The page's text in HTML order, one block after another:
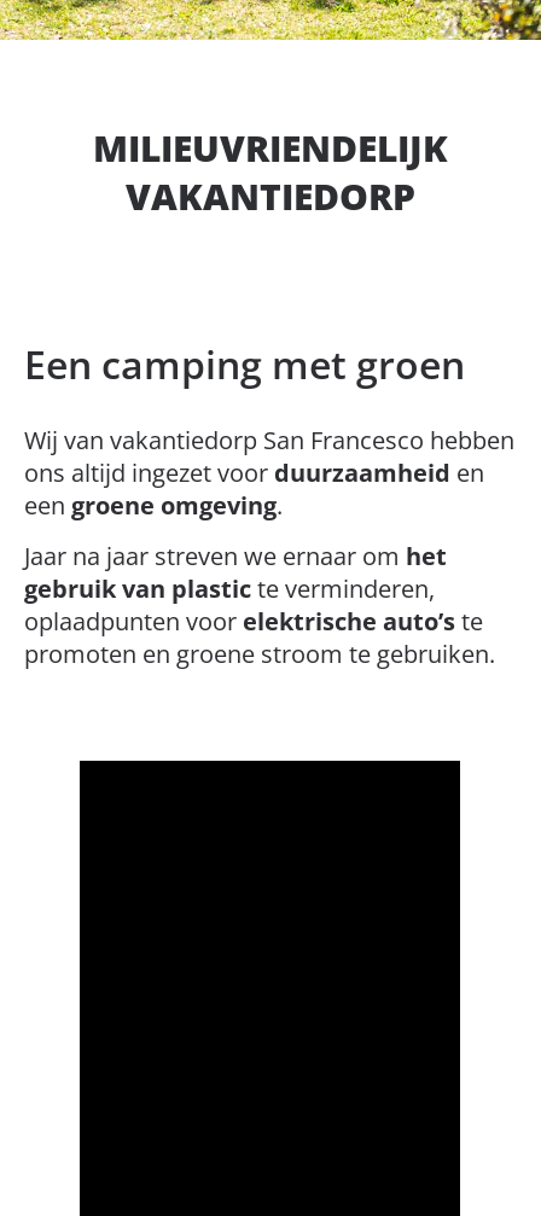
MILIEUVRIENDELIJK
VAKANTIEDORP
Een camping met groen
Wij van vakantiedorp San Francesco hebben
ons altijd ingezet voor duurzaamheid en
een groene omgeving.
Jaar na jaar streven we ernaar om het
gebruik van plasticte verminderen,
oplaadpunten voor elektrische auto’ste
promoten en groene stroom te gebruiken.